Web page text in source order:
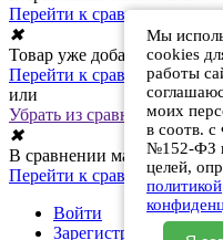
Мы
cookies
работы
моих
в соотв.
№152-ФЗ
целей,
политикой
Перейти к сравнению
✖
Товар уже добавлен в
Перейти к сравнению
или
Убрать из сравнения
✖
В сравнении максимальное
Перейти к сравнению
Войти
Зарегистрироваться